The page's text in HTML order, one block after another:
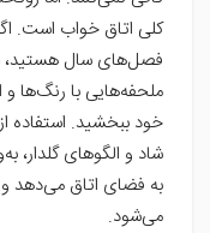
کلی اتاق خواب است.
فصل‌های سال هستید،
ملحفه‌هایی با رنگ‌ها
خود ببخشید. استفاده
شاد و الگوهای گلدار،
به فضای اتاق می‌دهد و
می‌شود.